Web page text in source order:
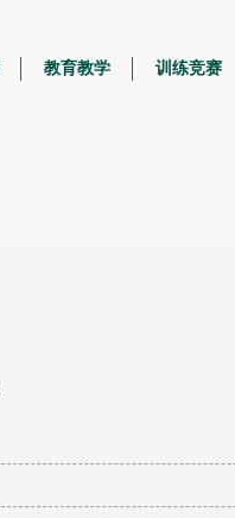
教育教学 训练竞赛